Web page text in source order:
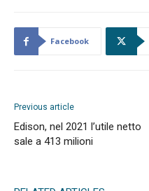
Facebook
Previous article
Edison, nel 2021 l’utile netto
sale a 413 milioni